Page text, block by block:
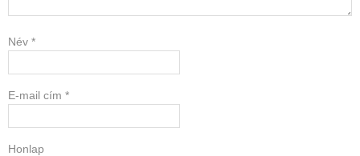
Név *
E-mail cím *
Honlap